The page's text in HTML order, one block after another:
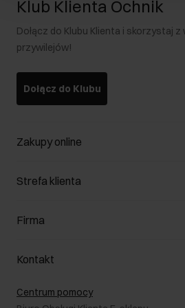
Klub Klienta Ochnik
Dołącz do Klubu Klienta i skorzystaj
przywilejów!
Dołącz do Klubu
Zakupy online
Zarządzaj cookies
Formy płatności
Jak dokonać zwrotu?
Strefa klienta
Klub Klienta
Zwróć produkty
W podróży
Firma
O nas
Salony
B2B - Sprzedaż dla firm
Kontakt
Centrum pomocy